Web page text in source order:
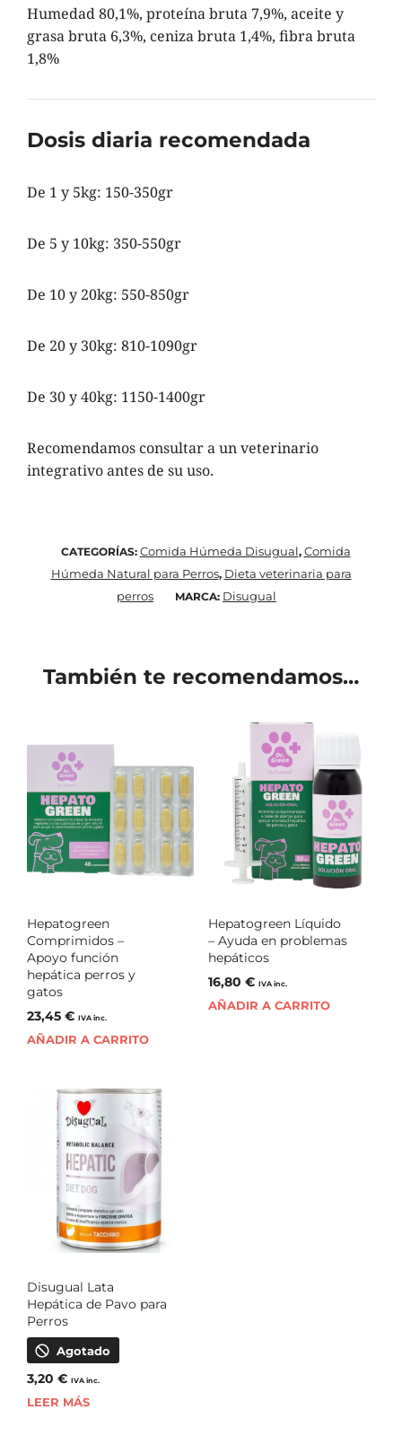
Humedad 80,1%, proteína bruta 7,9%, aceite y
grasa bruta 6,3%, ceniza bruta 1,4%, fibra bruta
1,8%
Dosis diaria recomendada
De 1 y 5kg: 150-350gr
De 5 y 10kg: 350-550gr
De 10 y 20kg: 550-850gr
De 20 y 30kg: 810-1090gr
De 30 y 40kg: 1150-1400gr
Recomendamos consultar a un veterinario
integrativo antes de su uso.
CATEGORÍAS: Comida Húmeda Disugual, Comida
Húmeda Natural para Perros, Dieta veterinaria para
perros
MARCA: Disugual
También te recomendamos…
Hepatogreen
Comprimidos –
Apoyo función
hepática perros y
gatos
23,45 € IVA inc.
AÑADIR A CARRITO
Hepatogreen Líquido
– Ayuda en problemas
hepáticos
16,80 € IVA inc.
AÑADIR A CARRITO
Disugual Lata
Hepática de Pavo para
Perros
Agotado
3,20 € IVA inc.
LEER MÁS